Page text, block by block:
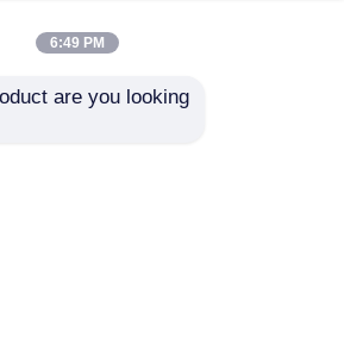
6:49 PM
are you looking